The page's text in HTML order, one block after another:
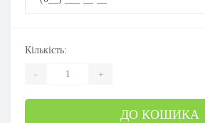
Кількість:
- +
ДО КОШИКА